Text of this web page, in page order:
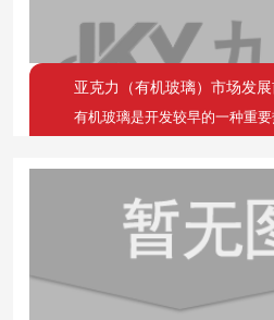
亚克力（有机玻璃）市场发